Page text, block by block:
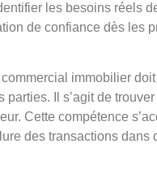
les besoins réels
de confiance dès les
immobilier
Il s’agit de
Cette compétence
des transactions dans